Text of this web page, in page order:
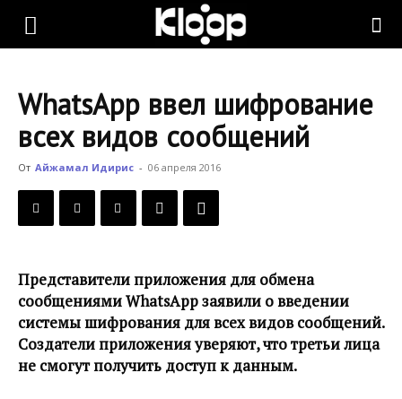
KLOOP.KG
Новости
WhatsApp ввел шифрование
всех видов сообщений
От Айжамал Идирис - 06 апреля 2016
Представители приложения для обмена
сообщениями WhatsApp заявили о введении
системы шифрования для всех видов сообщений.
Создатели приложения уверяют, что третьи лица
не смогут получить доступ к данным.